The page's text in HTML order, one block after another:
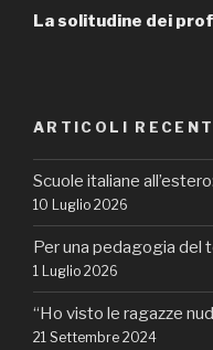
successivo
La solitudine dei
ARTICOLI
Scuole italiane
10 Luglio 2026
Per una pedagogia del
1 Luglio 2026
“Ho visto le ragazze
21 Settembre 2024